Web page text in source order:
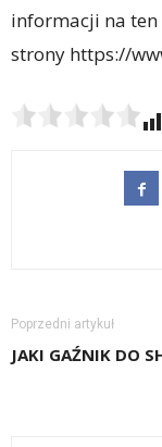
informacji na
strony https://
Poprzedni artykuł
JAKI GAŹNIK DO